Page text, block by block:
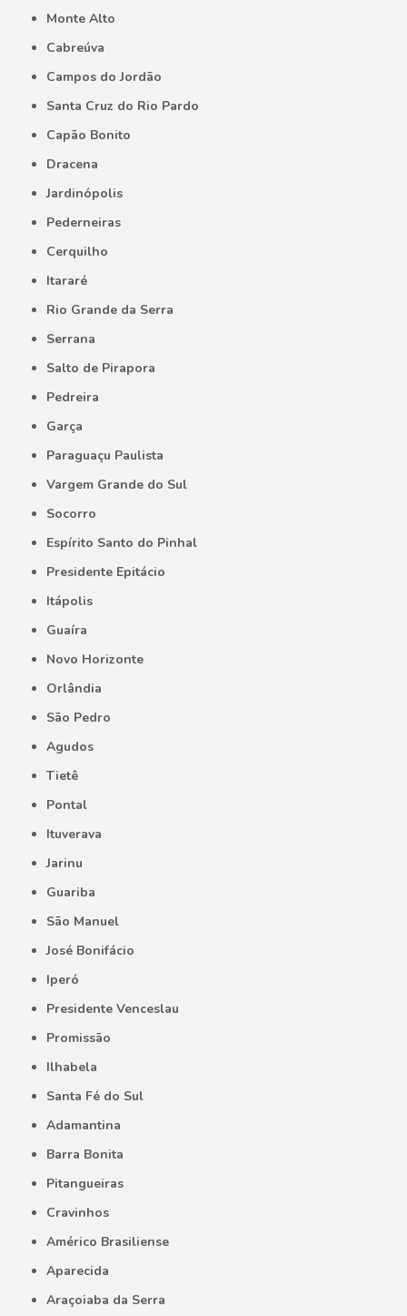
Monte Alto
Cabreúva
Campos do Jordão
Santa Cruz do Rio Pardo
Capão Bonito
Dracena
Jardinópolis
Pederneiras
Cerquilho
Itararé
Rio Grande da Serra
Serrana
Salto de Pirapora
Pedreira
Garça
Paraguaçu Paulista
Vargem Grande do Sul
Socorro
Espírito Santo do Pinhal
Presidente Epitácio
Itápolis
Guaíra
Novo Horizonte
Orlândia
São Pedro
Agudos
Tietê
Pontal
Ituverava
Jarinu
Guariba
São Manuel
José Bonifácio
Iperó
Presidente Venceslau
Promissão
Ilhabela
Santa Fé do Sul
Adamantina
Barra Bonita
Pitangueiras
Cravinhos
Américo Brasiliense
Aparecida
Araçoiaba da Serra